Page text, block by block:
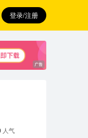
登录/注册
人气